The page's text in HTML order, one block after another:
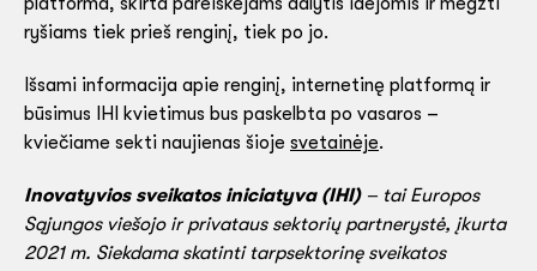
ryšiams tiek prieš renginį, tiek po jo.
Išsami informacija apie renginį, internetinę platformą ir
būsimus IHI kvietimus bus paskelbta po vasaros –
kviečiame sekti naujienas šioje svetainėje.
Inovatyvios sveikatos iniciatyva (IHI)– tai Europos
Sąjungos viešojo ir privataus sektorių partnerystė, įkurta
2021 m. Siekdama skatinti tarpsektorinę sveikatos